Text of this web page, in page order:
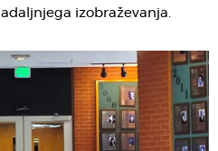
izobraževanja.